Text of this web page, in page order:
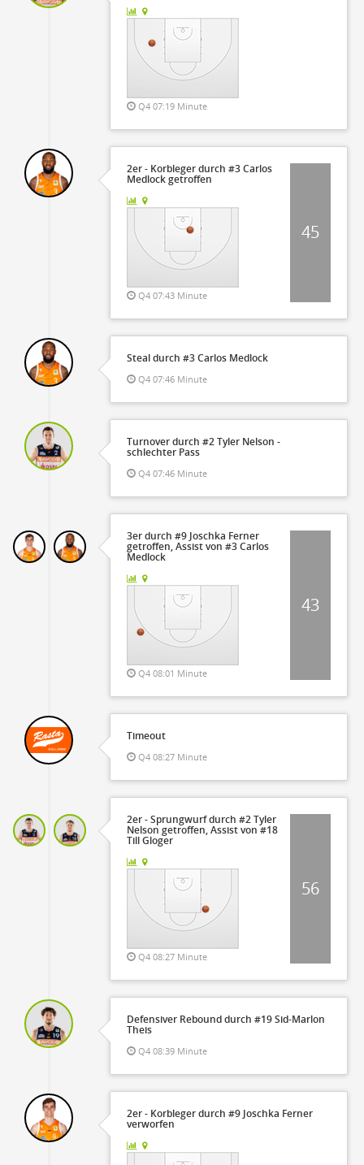
Q4 07:19 Minute
2er - Korbleger durch #3 Carlos
Medlock getroffen
Q4 07:43 Minute
45
Steal durch #3 Carlos Medlock
Q4 07:46 Minute
Turnover durch #2 Tyler Nelson -
schlechter Pass
Q4 07:46 Minute
3er durch #9 Joschka Ferner
getroffen, Assist von #3 Carlos
Medlock
Q4 08:01 Minute
43
Timeout
Q4 08:27 Minute
2er - Sprungwurf durch #2 Tyler
Nelson getroffen, Assist von #18
Till Gloger
Q4 08:27 Minute
56
Defensiver Rebound durch #19 Sid-Marlon
Theis
Q4 08:39 Minute
2er - Korbleger durch #9 Joschka Ferner
verworfen